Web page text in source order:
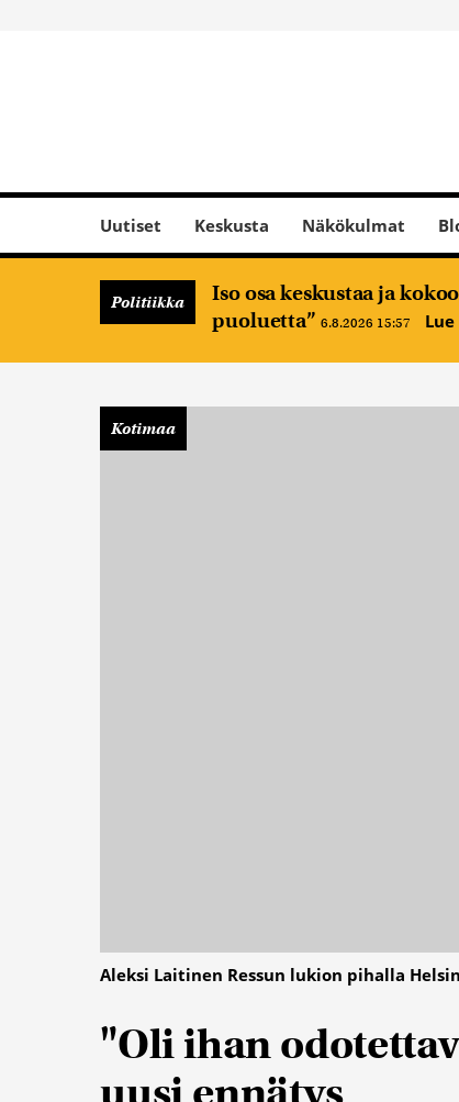
Uutiset Keskusta Näkökulmat
Politiikka
Iso osa keskustaa ja
puoluetta” 6.8.2026 15:57
Kotimaa
Aleksi Laitinen Ressun lukion pihalla
"Oli ihan